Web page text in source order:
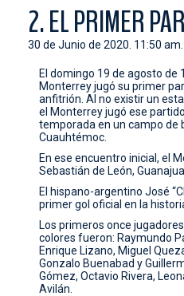
TIENDA
ESTADIO
PRENSA
CONTACTO
2. EL PRIMER
30 de Junio de 2020. 11:50 am.
El domingo 19 de agosto de
Monterrey jugó su primer
anfitrión. Al no existir un
el Monterrey jugó ese
temporada en un campo de
Cuauhtémoc.
En ese encuentro inicial, el
Sebastián de León,
El hispano-argentino José
primer gol oficial en la
Los primeros once
colores fueron: Raymundo
Enrique Lizano, Miguel
Gonzalo Buenabad y
Gómez, Octavio Rivera,
Avilán.